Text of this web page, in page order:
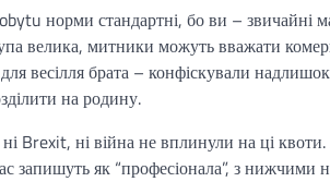
норми стандартні, бо ви – звичайні
велика, митники можуть вважати
весілля брата – конфіскували
на родину.
Brexit, ні війна не вплинули на ці
запишуть як “професіонала”, з нижчими